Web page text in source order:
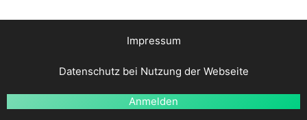
Impressum
Datenschutz bei Nutzung der Webseite
Anmelden